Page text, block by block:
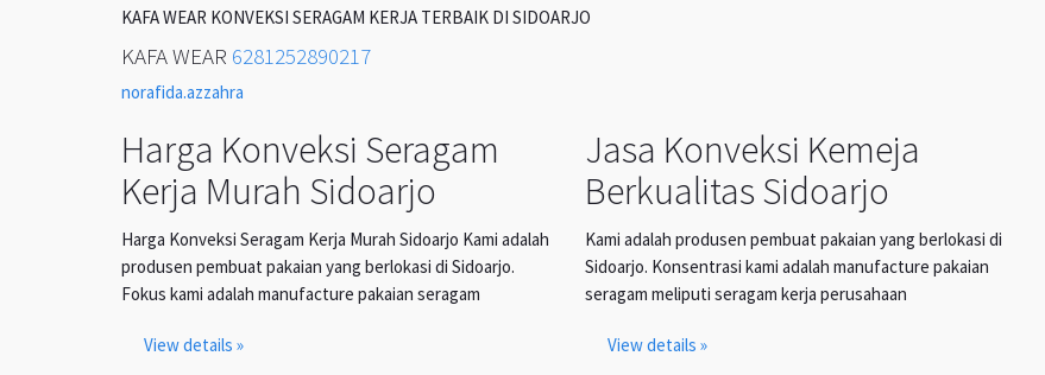
KAFA WEAR KONVEKSI SERAGAM KERJA TERBAIK DI SIDOARJO
KAFA WEAR 6281252890217
norafida.azzahra
Harga Konveksi Seragam
Kerja Murah Sidoarjo
Harga Konveksi Seragam Kerja Murah Sidoarjo Kami adalah
produsen pembuat pakaian yang berlokasi di Sidoarjo.
Fokus kami adalah manufacture pakaian seragam
View details »
Jasa Konveksi Kemeja
Berkualitas Sidoarjo
Kami adalah produsen pembuat pakaian yang berlokasi di
Sidoarjo. Konsentrasi kami adalah manufacture pakaian
seragam meliputi seragam kerja perusahaan
View details »